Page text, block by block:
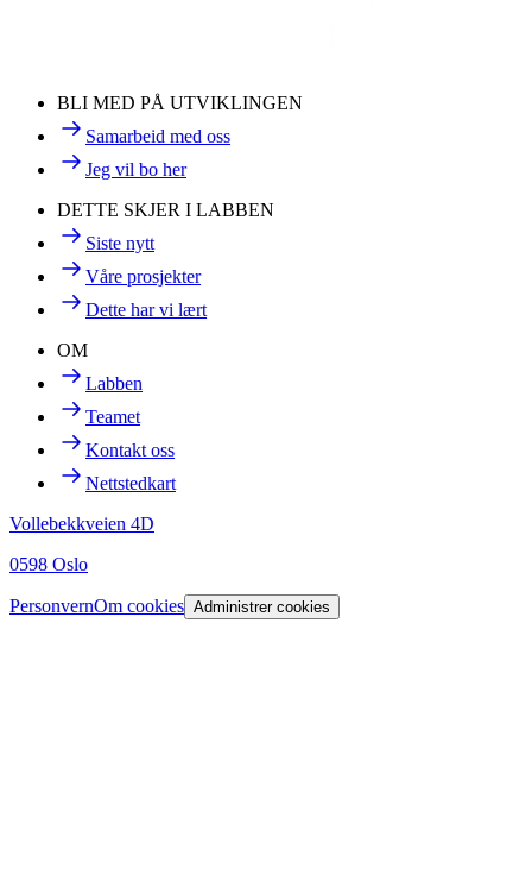
BLI MED PÅ UTVIKLINGEN
Samarbeid med oss
Jeg vil bo her
DETTE SKJER I LABBEN
Siste nytt
Våre prosjekter
Dette har vi lært
OM
Labben
Teamet
Kontakt oss
Nettstedkart
Vollebekkveien 4D
0598 Oslo
PersonvernOm cookies Administrer cookies